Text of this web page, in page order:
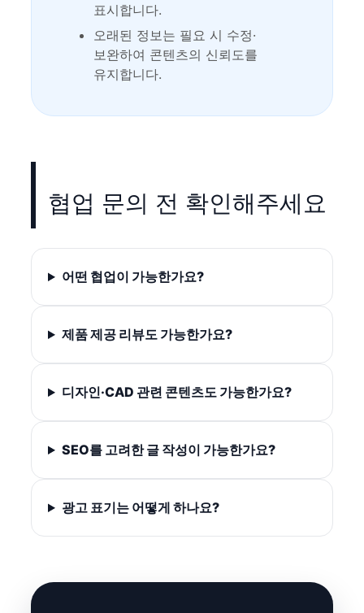
표시합니다.
오래된 정보는 필요 시 수정·
보완하여 콘텐츠의 신뢰도를
유지합니다.
협업 문의 전 확인해주세요
어떤 협업이 가능한가요?
제품 제공 리뷰도 가능한가요?
디자인·CAD 관련 콘텐츠도 가능한가요?
SEO를 고려한 글 작성이 가능한가요?
광고 표기는 어떻게 하나요?